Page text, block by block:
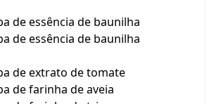
de essência de baunilha
de essência de baunilha
de extrato de tomate
de farinha de aveia